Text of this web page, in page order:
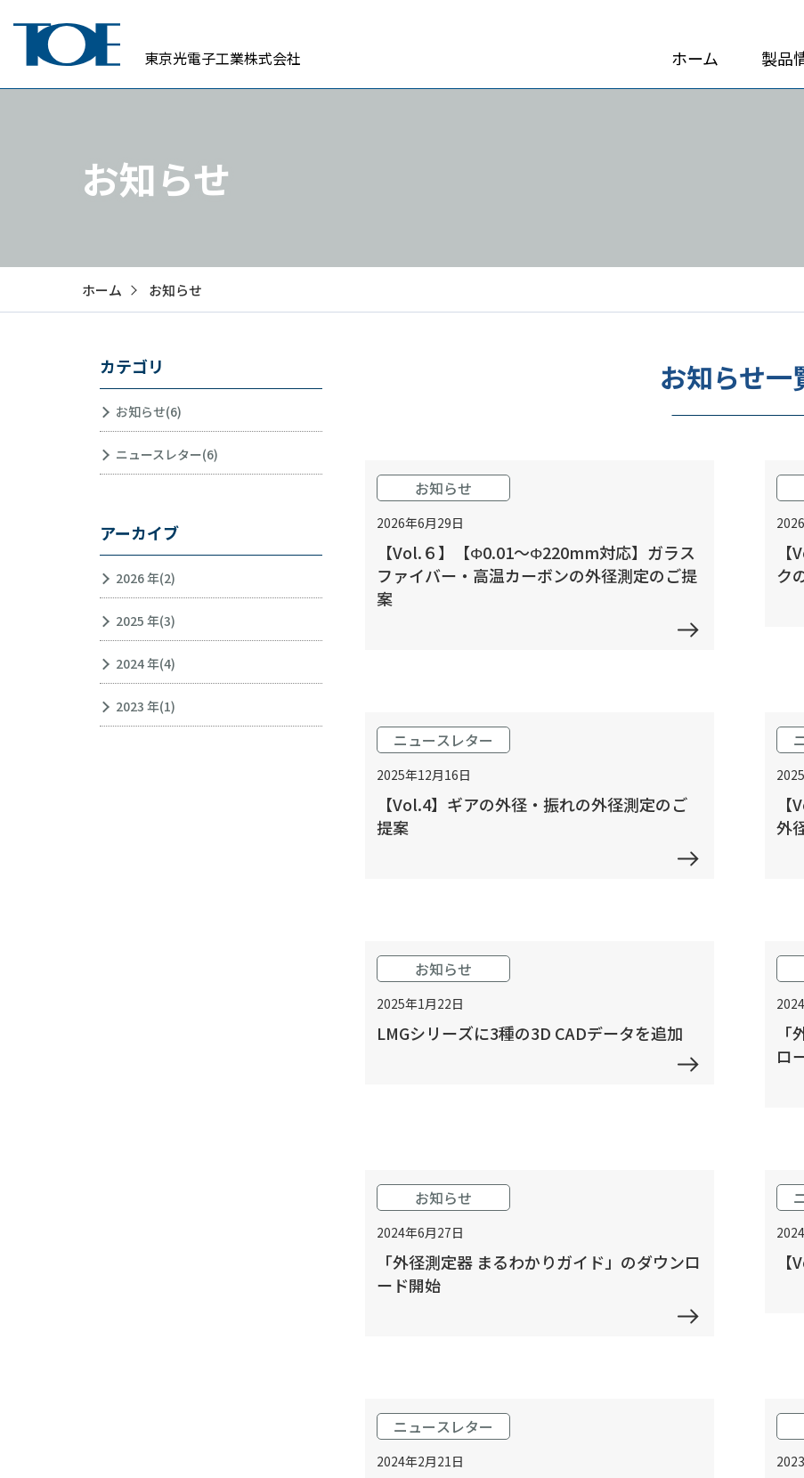
東京光電子工業株式会社 ホーム 製品
お知らせ
ホーム お知らせ
カテゴリ
お知らせ(6)
ニュースレター(6)
アーカイブ
2026 年(2)
2025 年(3)
2024 年(4)
2023 年(1)
お知らせ一
お知らせ
2026年6月29日
【Vol.６】【Φ0.01～Φ220mm対応】ガラス
ファイバー・高温カーボンの外径測定のご提
案
ク
ニュースレター
2025年12月16日
【Vol.4】ギアの外径・振れの外径測定のご
提案
外
お知らせ
2025年1月22日
LMGシリーズに3種の3D CADデータを追加
ロ
お知らせ
2024年6月27日
「外径測定器 まるわかりガイド」のダウンロ
ード開始
ニュースレター
2024年2月21日